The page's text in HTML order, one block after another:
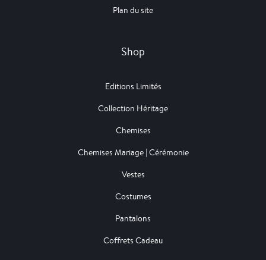
Plan du site
Shop
Editions Limités
Collection Héritage
Chemises
Chemises Mariage | Cérémonie
Vestes
Costumes
Pantalons
Coffrets Cadeau